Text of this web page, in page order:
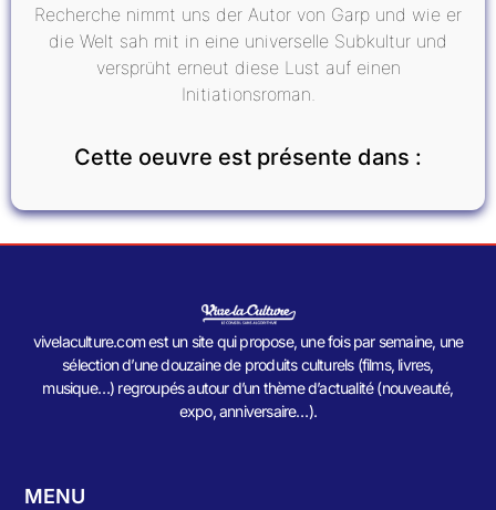
Recherche nimmt uns der Autor von Garp und wie er
die Welt sah mit in eine universelle Subkultur und
versprüht erneut diese Lust auf einen
Initiationsroman.
Cette oeuvre est présente dans :
vivelaculture.com est un site qui propose, une fois par semaine, une
sélection d’une douzaine de produits culturels (films, livres,
musique…) regroupés autour d’un thème d’actualité (nouveauté,
expo, anniversaire…).
MENU